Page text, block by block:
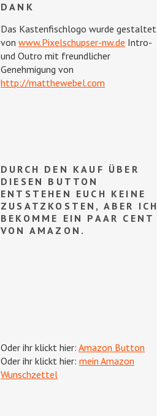
DANK
Das Kastenfischlogo wurde gestaltet
von www.Pixelschupser-nw.de Intro-
und Outro mit freundlicher
Genehmigung von
http://matthewebel.com
DURCH DEN KAUF ÜBER
DIESEN BUTTON
ENTSTEHEN EUCH KEINE
ZUSATZKOSTEN, ABER ICH
BEKOMME EIN PAAR CENT
VON AMAZON.
Oder ihr klickt hier: Amazon Button
Oder ihr klickt hier: mein Amazon
Wunschzettel